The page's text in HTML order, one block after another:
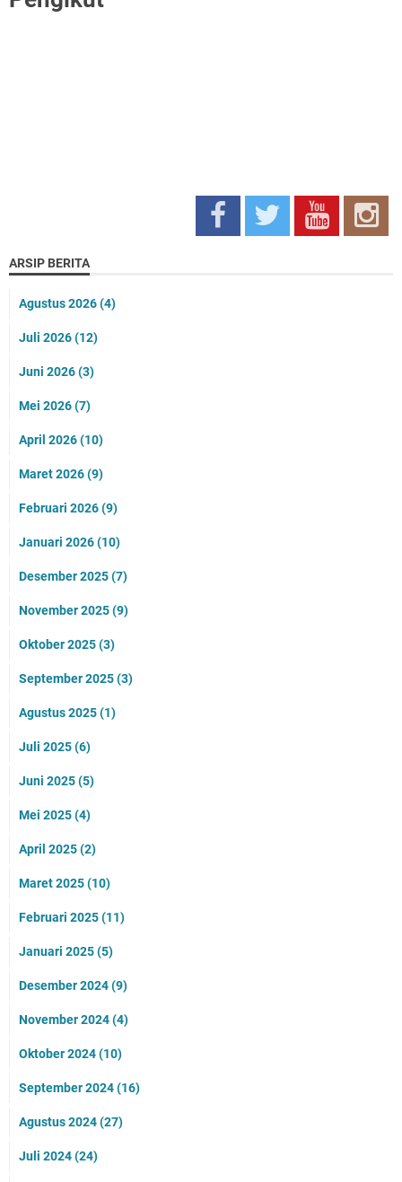
ARSIP BERITA
Agustus 2026(4)
Juli 2026(12)
Juni 2026(3)
Mei 2026(7)
April 2026(10)
Maret 2026(9)
Februari 2026(9)
Januari 2026(10)
Desember 2025(7)
November 2025(9)
Oktober 2025(3)
September 2025(3)
Agustus 2025(1)
Juli 2025(6)
Juni 2025(5)
Mei 2025(4)
April 2025(2)
Maret 2025(10)
Februari 2025(11)
Januari 2025(5)
Desember 2024(9)
November 2024(4)
Oktober 2024(10)
September 2024(16)
Agustus 2024(27)
Juli 2024(24)